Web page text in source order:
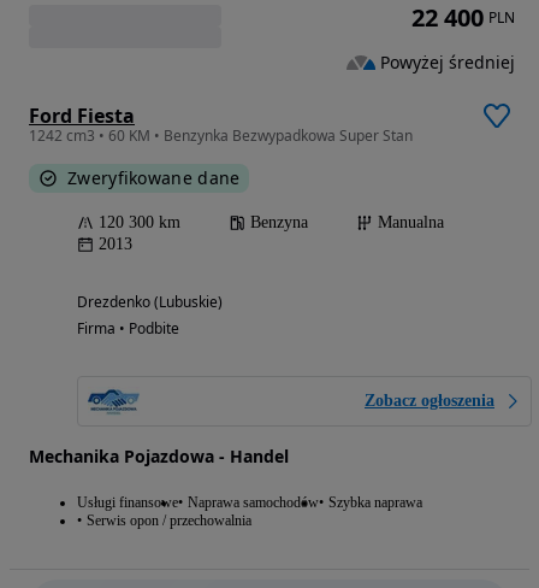
Ford Fiesta
1242 cm3 • 60 KM • Benzynka Bezwypadkowa Super Stan
Zweryfikowane dane
120 300 km Benzyna
Manualna
2013
Drezdenko (Lubuskie)
Firma • Podbite
Zobacz ogłoszenia
Mechanika Pojazdowa - Handel
Usługi finansowe Naprawa samochodów Szybka naprawa
Serwis opon / przechowalnia
22 400 PLN
Powyżej średniej